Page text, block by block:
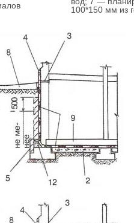
100*150 мм из